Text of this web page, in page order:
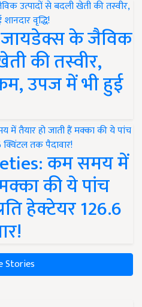
जायडेक्स के जैविक
की तस्वीर,
उपज में भी हुई
कम समय में
की ये पांच
हेक्टेयर 126.6
Stories